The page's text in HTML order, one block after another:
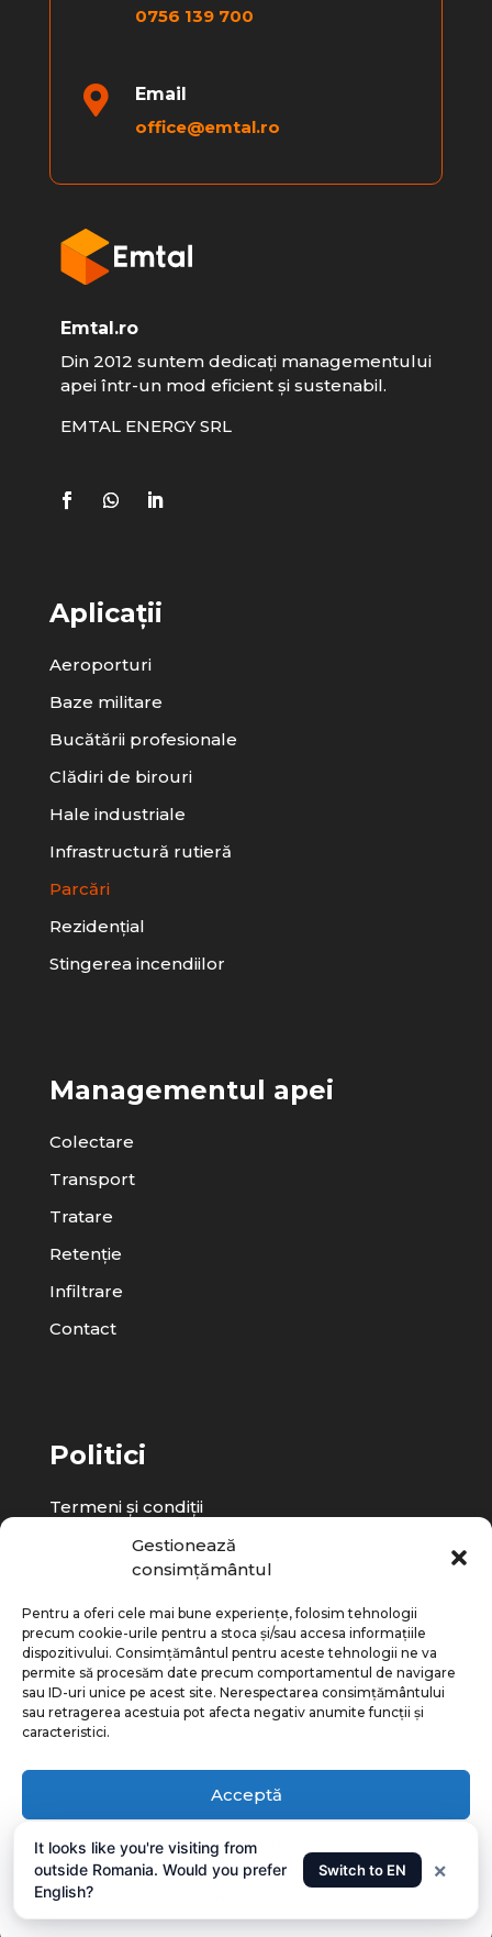
Gestionează
consimțământul
Pentru a oferi cele mai bune experiențe, folosim tehnologii
precum cookie-urile pentru a stoca și/sau accesa informațiile
dispozitivului. Consimțământul pentru aceste tehnologii ne va
permite să procesăm date precum comportamentul de navigare
sau ID-uri unice pe acest site. Nerespectarea consimțământului
sau retragerea acestuia pot afecta negativ anumite funcții și
caracteristici.
Acceptă
Respinge
Vezi preferințele
0756 139 700

Email
office@emtal.ro
Emtal.ro
Din 2012 suntem dedicați managementului
apei într-un mod eficient și sustenabil.
EMTAL ENERGY SRL
Aplicații
Aeroporturi
Baze militare
Bucătării profesionale
Clădiri de birouri
Hale industriale
Infrastructură rutieră
Parcări
Rezidențial
Stingerea incendiilor
Managementul apei
Colectare
Transport
Tratare
Retenție
Infiltrare
Contact
Politici
Termeni și condiții
Politica de confidențialitate
© 2012 – 2026 – Emtal.ro. Toate drepturile
rezervate.
It looks like you're visiting from
outside Romania. Would you prefer
English?
Switch to EN ×